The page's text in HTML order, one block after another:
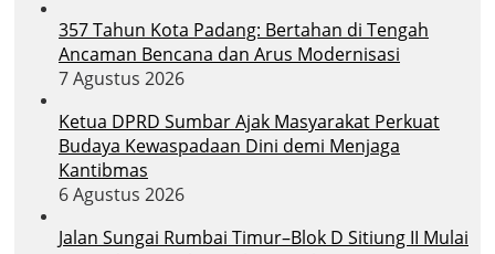
357 Tahun Kota Padang: Bertahan di Tengah
Ancaman Bencana dan Arus Modernisasi
7 Agustus 2026
Ketua DPRD Sumbar Ajak Masyarakat Perkuat
Budaya Kewaspadaan Dini demi Menjaga
Kantibmas
6 Agustus 2026
Jalan Sungai Rumbai Timur–Blok D Sitiung II Mulai